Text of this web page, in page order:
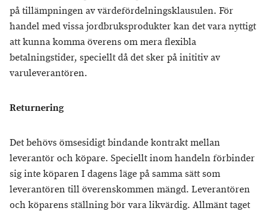
på tillämpningen av värdefördelningsklausulen. För
handel med vissa jordbruksprodukter kan det vara nyttigt
att kunna komma överens om mera flexibla
betalningstider, speciellt då det sker på inititiv av
varuleverantören.
Returnering
Det behövs ömsesidigt bindande kontrakt mellan
leverantör och köpare. Speciellt inom handeln förbinder
sig inte köparen I dagens läge på samma sätt som
leverantören till överenskommen mängd. Leverantören
och köparens ställning bör vara likvärdig. Allmänt taget